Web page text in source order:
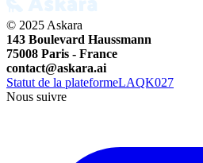
© 2025 Askara
143 Boulevard Haussmann
75008 Paris - France
contact@askara.ai
Statut de la plateformeLAQK027
Nous suivre